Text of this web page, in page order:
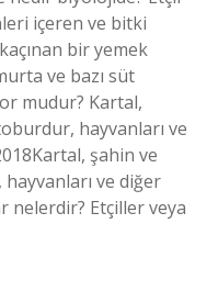
içeren ve bitki
bir yemek
ve bazı süt
mudur? Kartal,
hayvanları ve
şahin ve
ve diğer
nelerdir? Etçiller veya